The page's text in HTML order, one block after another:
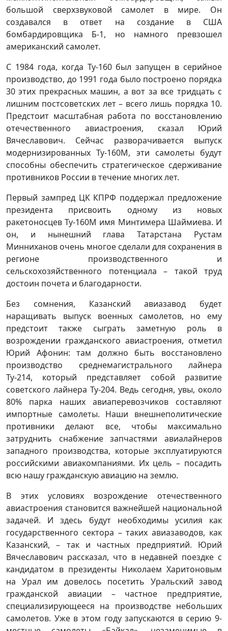
большой сверхзвуковой самолет в мире. Он
создавался в ответ на создание в США
бомбардировщика Б-1, но намного превзошел
американский самолет.
С 1984 года, когда Ту-160 был запущен в серийное
производство, до 1991 года было построено порядка
30 этих прекрасных машин, а вот за все тридцать с
лишним постсоветских лет – всего лишь порядка 10.
Предстоит масштабная работа по восстановлению
отечественного авиастроения, сказал Юрий
Вячеславович. Сейчас разворачивается выпуск
модернизированных Ту-160М, эти самолеты будут
способны обеспечить стратегическое сдерживание
противников России в течение многих лет.
Первый зампред ЦК КПРФ поддержал предложение
президента присвоить одному из новых
ракетоносцев Ту-160М имя Минтимера Шаймиева. И
он, и нынешний глава Татарстана Рустам
Минниханов очень многое сделали для сохранения в
регионе производственного и
сельскохозяйственного потенциала – такой труд
достоин почета и благодарности.
Без сомнения, Казанский авиазавод будет
наращивать выпуск военных самолетов, но ему
предстоит также сыграть заметную роль в
возрождении гражданского авиастроения, отметил
Юрий Афонин: там должно быть восстановлено
производство среднемагистрального лайнера
Ту-214, который представляет собой развитие
советского лайнера Ту-204. Ведь сегодня, увы, около
80% парка наших авиаперевозчиков составляют
импортные самолеты. Наши внешнеполитические
противники делают все, чтобы максимально
затруднить снабжение запчастями авиалайнеров
западного производства, которые эксплуатируются
российскими авиакомпаниями. Их цель – посадить
всю нашу гражданскую авиацию на землю.
В этих условиях возрождение отечественного
авиастроения становится важнейшей национальной
задачей. И здесь будут необходимы усилия как
государственного сектора – таких авиазаводов, как
Казанский, – так и частных предприятий. Юрий
Вячеславович рассказал, что в недавней поездке с
кандидатом в президенты Николаем Харитоновым
на Урал им довелось посетить Уральский завод
гражданской авиации – частное предприятие,
специализирующееся на производстве небольших
самолетов. Уже в этом году запускаются в серию 9-